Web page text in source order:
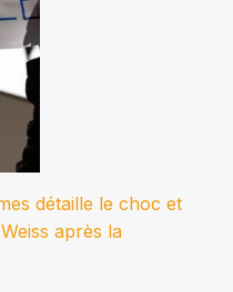
détaille le choc et
après la